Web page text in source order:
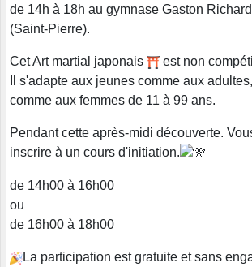
de 14h à 18h au gymnase Gaston
(Saint-Pierre).
Cet Art martial japonais
est non
Il s'adapte aux jeunes comme aux
comme aux femmes de 11 à 99 ans.
Pendant cette après-midi découverte.
inscrire à un cours d'initiation.​
de 14h00 à 16h00
ou
de 16h00 à 18h00
​La participation est gratuite et sans